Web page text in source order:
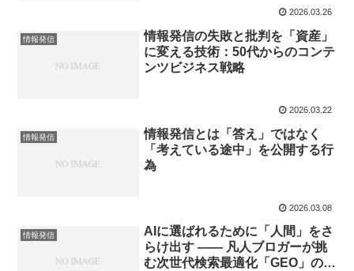
2026.03.26
情報発信
情報発信の失敗と批判を「資産」
に変える技術：50代からのコンテ
ンツビジネス戦略
2026.03.22
情報発信
情報発信とは「答え」ではなく
「考えている途中」を公開する行
為
2026.03.08
情報発信
AIに選ばれるために「人間」をさ
らけ出す —— 凡人ブロガーが挑
む次世代検索最適化「GEO」の正